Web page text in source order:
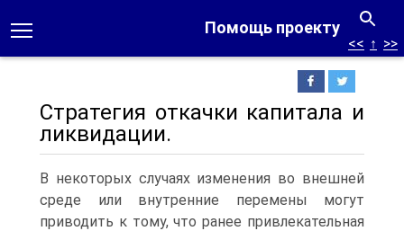
Помощь проекту
<< ↑ >>
Стратегия откачки капитала и
ликвидации.
В некоторых случаях изменения во внешней
среде или внутренние перемены могут
приводить к тому, что ранее привлекательная